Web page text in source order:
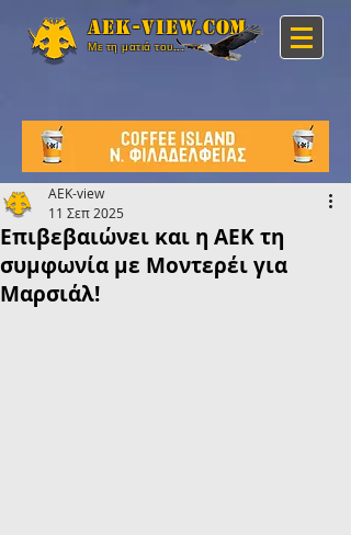
Aek-view.com
Με τη ματιά του...
Επιβεβαιώνει και η ΑΕΚ τη
συμφωνία με Μοντερέι για
Μαρσιάλ!
AEK-view
11 Σεπ 2025